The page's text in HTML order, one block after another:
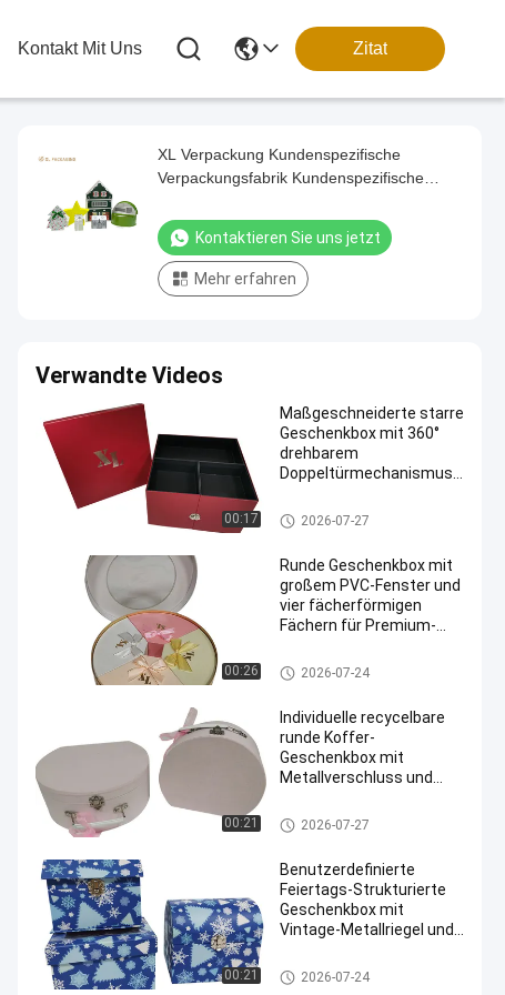
Kontakt Mit Uns Zitat
XL Verpackung Kundenspezifische
Verpackungsfabrik Kundenspezifische
Adventskalender Box
Weihnachtsbaumform Kleine Schublade
Geschenkverpackungsbox
Kontaktieren Sie uns jetzt
Mehr erfahren
Verwandte Videos
00:17
Maßgeschneiderte starre
Geschenkbox mit 360°
drehbarem
Doppeltürmechanismus
Abteilungen für
Luxusverpackungen
Papierverpackenkästen
2026-07-27
00:26
Runde Geschenkbox mit
großem PVC-Fenster und
vier fächerförmigen
Fächern für Premium-
Papierverpackenkästen
2026-07-24
00:21
Individuelle recycelbare
runde Koffer-
Geschenkbox mit
Metallverschluss und
für umweltfreundliche
Verpackung
Papierverpackenkästen
2026-07-27
00:21
Benutzerdefinierte
Feiertags-Strukturierte
Geschenkbox mit
Vintage-Metallriegel und
Papierverpackenkästen
2026-07-24